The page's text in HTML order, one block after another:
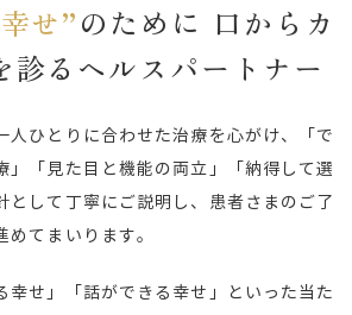
せ”のために 口からカ
診るヘルスパートナー
人ひとりに合わせた治療を心がけ、「で
」「見た目と機能の両立」「納得して選
として丁寧にご説明し、患者さまのご了
てまいります。
幸せ」「話ができる幸せ」といった当た